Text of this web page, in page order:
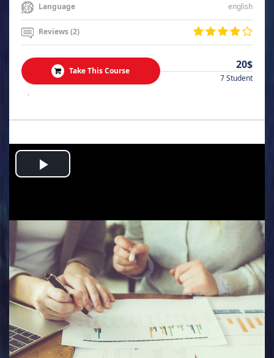
Language english
Reviews (2)
Take This Course 20$
7 Student
.
Play